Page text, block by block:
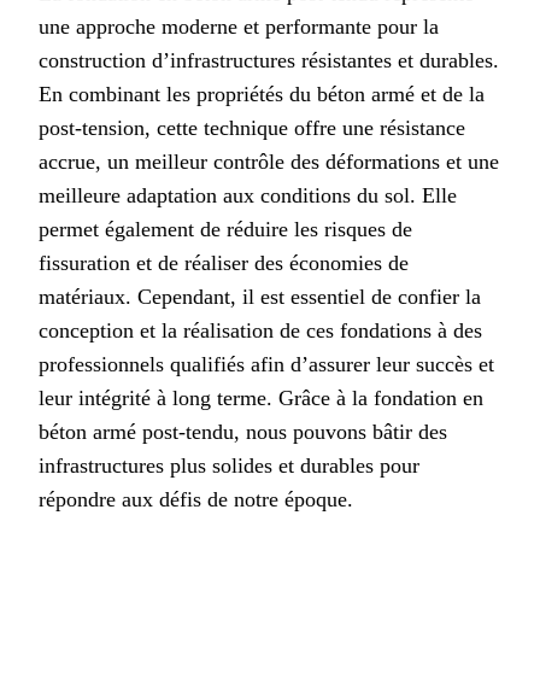
une approche moderne et performante pour la
construction d’infrastructures résistantes et durables.
En combinant les propriétés du béton armé et de la
post-tension, cette technique offre une résistance
accrue, un meilleur contrôle des déformations et une
meilleure adaptation aux conditions du sol. Elle
permet également de réduire les risques de
fissuration et de réaliser des économies de
matériaux. Cependant, il est essentiel de confier la
conception et la réalisation de ces fondations à des
professionnels qualifiés afin d’assurer leur succès et
leur intégrité à long terme. Grâce à la fondation en
béton armé post-tendu, nous pouvons bâtir des
infrastructures plus solides et durables pour
répondre aux défis de notre époque.